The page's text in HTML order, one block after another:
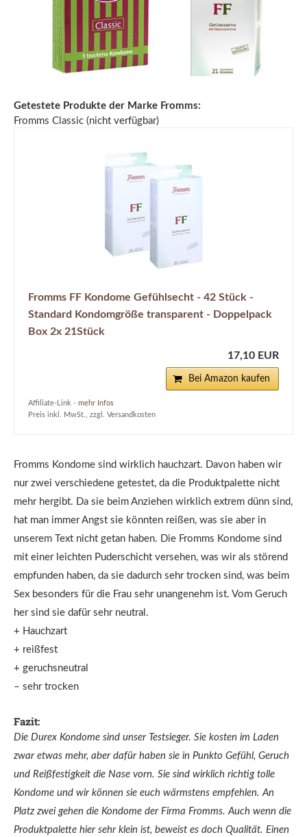
Getestete Produkte der Marke Fromms:
Fromms Classic (nicht verfügbar)
Fromms FF Kondome Gefühlsecht - 42 Stück -
Standard Kondomgröße transparent - Doppelpack
Box 2x 21Stück
17,10 EUR
Bei Amazon kaufen
Affiliate-Link - mehr Infos
Preis inkl. MwSt., zzgl. Versandkosten
Fromms Kondome sind wirklich hauchzart. Davon haben wir
nur zwei verschiedene getestet, da die Produktpalette nicht
mehr hergibt. Da sie beim Anziehen wirklich extrem dünn sind,
hat man immer Angst sie könnten reißen, was sie aber in
unserem Text nicht getan haben. Die Fromms Kondome sind
mit einer leichten Puderschicht versehen, was wir als störend
empfunden haben, da sie dadurch sehr trocken sind, was beim
Sex besonders für die Frau sehr unangenehm ist. Vom Geruch
her sind sie dafür sehr neutral.
+ Hauchzart
+ reißfest
+ geruchsneutral
– sehr trocken
Fazit:
Die Durex Kondome sind unser Testsieger. Sie kosten im Laden
zwar etwas mehr, aber dafür haben sie in Punkto Gefühl, Geruch
und Reißfestigkeit die Nase vorn. Sie sind wirklich richtig tolle
Kondome und wir können sie euch wärmstens empfehlen. An
Platz zwei gehen die Kondome der Firma Fromms. Auch wenn die
Produktpalette hier sehr klein ist, beweist es doch Qualität. Einen